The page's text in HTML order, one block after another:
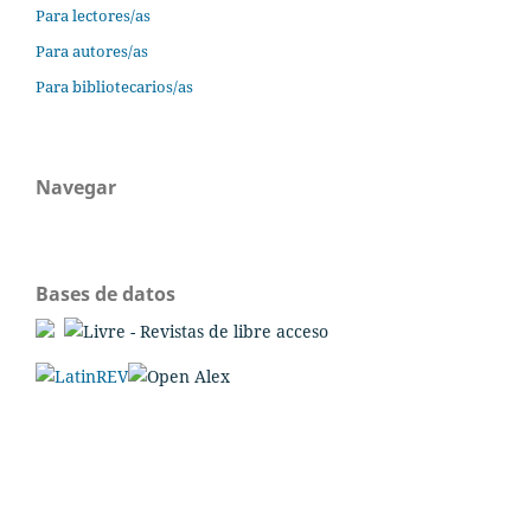
Para lectores/as
Para autores/as
Para bibliotecarios/as
Navegar
Bases de datos